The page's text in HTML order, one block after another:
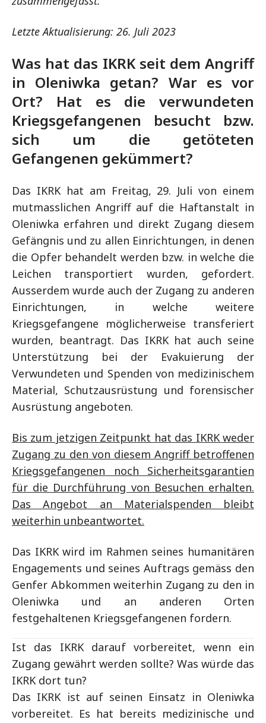
Letzte Aktualisierung: 26. Juli 2023
Was hat das IKRK seit dem Angriff
in Oleniwka getan? War es vor
Ort? Hat es die verwundeten
Kriegsgefangenen besucht bzw.
sich um die getöteten
Gefangenen gekümmert?
Das IKRK hat am Freitag, 29. Juli von einem
mutmasslichen Angriff auf die Haftanstalt in
Oleniwka erfahren und direkt Zugang diesem
Gefängnis und zu allen Einrichtungen, in denen
die Opfer behandelt werden bzw. in welche die
Leichen transportiert wurden, gefordert.
Ausserdem wurde auch der Zugang zu anderen
Einrichtungen, in welche weitere
Kriegsgefangene möglicherweise transferiert
wurden, beantragt. Das IKRK hat auch seine
Unterstützung bei der Evakuierung der
Verwundeten und Spenden von medizinischem
Material, Schutzausrüstung und forensischer
Ausrüstung angeboten.
Bis zum jetzigen Zeitpunkt hat das IKRK weder
Zugang zu den von diesem Angriff betroffenen
Kriegsgefangenen noch Sicherheitsgarantien
für die Durchführung von Besuchen erhalten.
Das Angebot an Materialspenden bleibt
weiterhin unbeantwortet.
Das IKRK wird im Rahmen seines humanitären
Engagements und seines Auftrags gemäss den
Genfer Abkommen weiterhin Zugang zu den in
Oleniwka und an anderen Orten
festgehaltenen Kriegsgefangenen fordern.
Ist das IKRK darauf vorbereitet, wenn ein
Zugang gewährt werden sollte? Was würde das
IKRK dort tun?
Das IKRK ist auf seinen Einsatz in Oleniwka
vorbereitet. Es hat bereits medizinische und